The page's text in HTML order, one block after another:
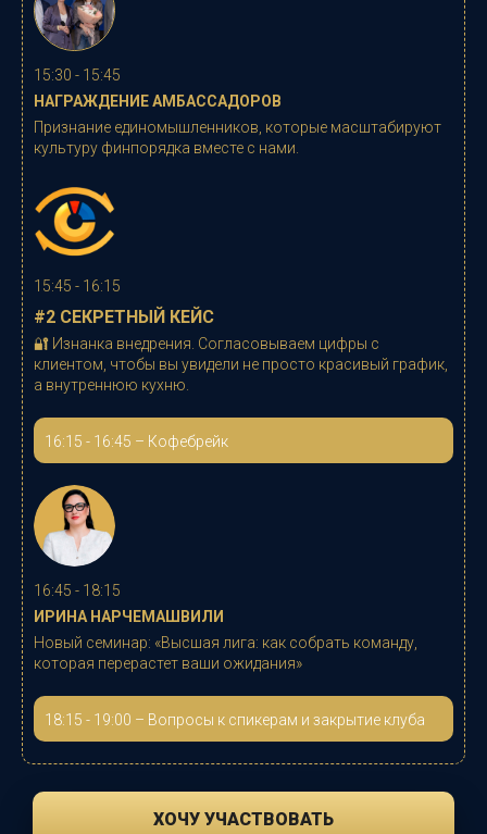
15:30 - 15:45
НАГРАЖДЕНИЕ АМБАССАДОРОВ
Признание единомышленников, которые масштабируют
культуру финпорядка вместе с нами.
15:45 - 16:15
#2 СЕКРЕТНЫЙ КЕЙС
🔐 Изнанка внедрения. Согласовываем цифры с
клиентом, чтобы вы увидели не просто красивый график,
а внутреннюю кухню.
16:15 - 16:45 – Кофебрейк
16:45 - 18:15
ИРИНА НАРЧЕМАШВИЛИ
Новый семинар: «Высшая лига: как собрать команду,
которая перерастет ваши ожидания»
18:15 - 19:00 – Вопросы к спикерам и закрытие клуба
ХОЧУ УЧАСТВОВАТЬ